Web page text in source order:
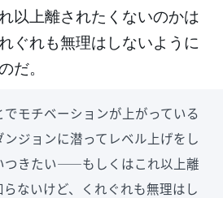
上離されたくないのかは
ぐれも無理はしないように
だ。
モチベーションが上がっている
ジョンに潜ってレベル上げをし
つきたい――もしくはこれ以上離
ないけど、くれぐれも無理はし